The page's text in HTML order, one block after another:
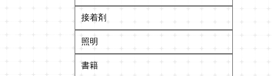
接着剤
照明
書籍